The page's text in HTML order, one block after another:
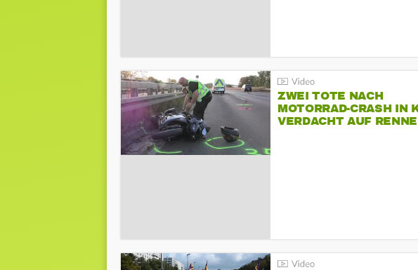
ZWEI TOTE NACH
MOTORRAD-CRASH IN
VERDACHT AUF